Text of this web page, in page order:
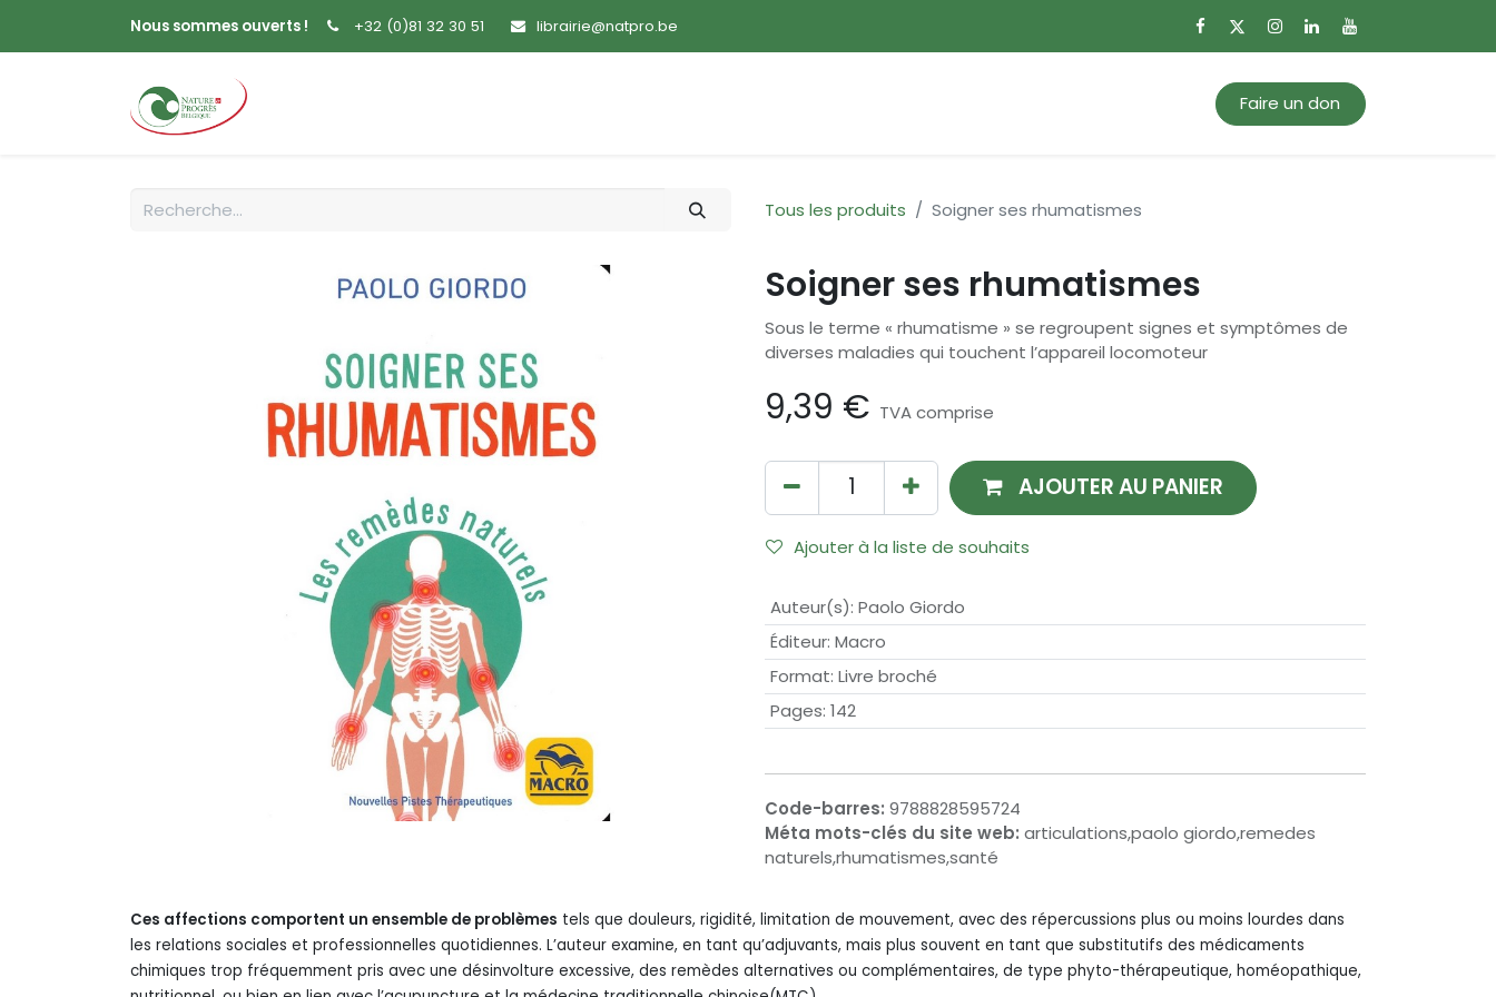
Nous sommes ouverts ! +32 (0)81 32 30 51 librairie@natpro.be
Faire un don
Tous les produits Soigner ses rhumatismes
Soigner ses rhumatismes
Sous le terme « rhumatisme » se regroupent signes et symptômes de
diverses maladies qui touchent l’appareil locomoteur
9,39 € TVA comprise
AJOUTER AU PANIER
Ajouter à la liste de souhaits
Auteur(s): Paolo Giordo
Éditeur: Macro
Format: Livre broché
Pages: 142
Code-barres: 9788828595724
Méta mots-clés du site web: articulations,paolo giordo,remedes
naturels,rhumatismes,santé
Ces affections comportent un ensemble de problèmes tels que douleurs, rigidité, limitation de mouvement, avec des répercussions plus ou moins lourdes dans
les relations sociales et professionnelles quotidiennes. L’auteur examine, en tant qu’adjuvants, mais plus souvent en tant que substitutifs des médicaments
chimiques trop fréquemment pris avec une désinvolture excessive, des remèdes alternatives ou complémentaires, de type phyto-thérapeutique, homéopathique,